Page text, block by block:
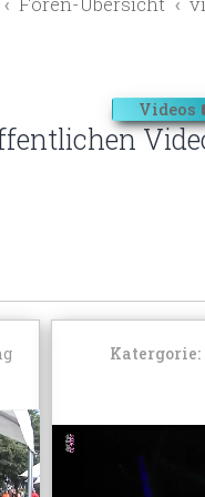
Videos
Katergorie: